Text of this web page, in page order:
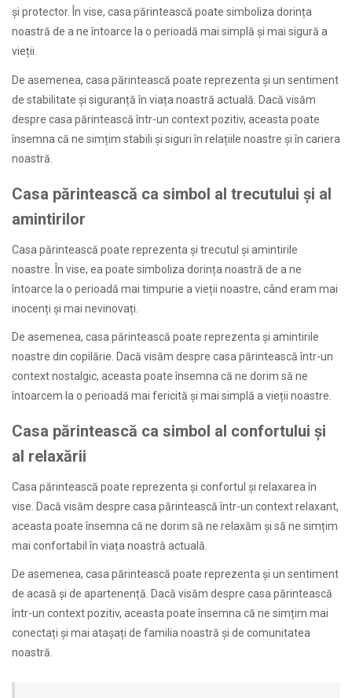
și protector. În vise, casa părintească poate simboliza dorința
noastră de a ne întoarce la o perioadă mai simplă și mai sigură a
vieții.
De asemenea, casa părintească poate reprezenta și un sentiment
de stabilitate și siguranță în viața noastră actuală. Dacă visăm
despre casa părintească într-un context pozitiv, aceasta poate
însemna că ne simțim stabili și siguri în relațiile noastre și în cariera
noastră.
Casa părintească ca simbol al trecutului și al
amintirilor
Casa părintească poate reprezenta și trecutul și amintirile
noastre. În vise, ea poate simboliza dorința noastră de a ne
întoarce la o perioadă mai timpurie a vieții noastre, când eram mai
inocenți și mai nevinovați.
De asemenea, casa părintească poate reprezenta și amintirile
noastre din copilărie. Dacă visăm despre casa părintească într-un
context nostalgic, aceasta poate însemna că ne dorim să ne
întoarcem la o perioadă mai fericită și mai simplă a vieții noastre.
Casa părintească ca simbol al confortului și
al relaxării
Casa părintească poate reprezenta și confortul și relaxarea în
vise. Dacă visăm despre casa părintească într-un context relaxant,
aceasta poate însemna că ne dorim să ne relaxăm și să ne simțim
mai confortabil în viața noastră actuală.
De asemenea, casa părintească poate reprezenta și un sentiment
de acasă și de apartenență. Dacă visăm despre casa părintească
într-un context pozitiv, aceasta poate însemna că ne simțim mai
conectați și mai atașați de familia noastră și de comunitatea
noastră.